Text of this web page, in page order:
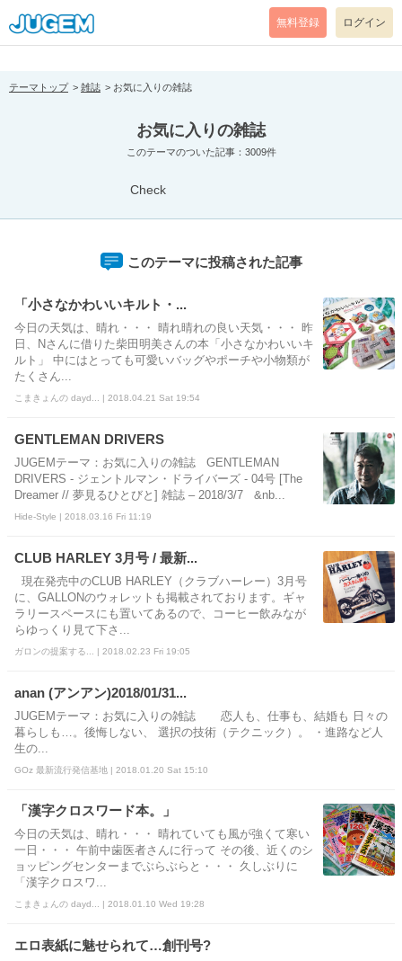
[pear_error: message="Success" code=0 mode=return level=notice
prefix="" info=""]
無料登録 ログイン
テーマトップ 雑誌 お気に入りの雑誌
お気に入りの雑誌
このテーマのついた記事：3009件
Check
このテーマに投稿された記事
「小さなかわいいキルト・...
今日の天気は、晴れ・・・ 晴れ晴れの良い天気・・・ 昨
日、Nさんに借りた柴田明美さんの本「小さなかわいいキ
ルト」 中にはとっても可愛いバッグやポーチや小物類が
たくさん...
こまきょんの dayd... | 2018.04.21 Sat 19:54
GENTLEMAN DRIVERS
JUGEMテーマ：お気に入りの雑誌 GENTLEMAN
DRIVERS - ジェントルマン・ドライバーズ ‐ 04号 [The
Dreamer // 夢見るひとびと] 雑誌 – 2018/3/7 &nb...
Hide-Style | 2018.03.16 Fri 11:19
CLUB HARLEY 3月号 / 最新...
現在発売中のCLUB HARLEY（クラブハーレー）3月号
に、GALLONのウォレットも掲載されております。ギャ
ラリースペースにも置いてあるので、コーヒー飲みなが
らゆっくり見て下さ...
ガロンの提案する... | 2018.02.23 Fri 19:05
anan (アンアン)2018/01/31...
JUGEMテーマ：お気に入りの雑誌 恋人も、仕事も、結婚も 日々の
暮らしも…。後悔しない、 選択の技術（テクニック）。 ・進路など人
生の...
GOz 最新流行発信基地 | 2018.01.20 Sat 15:10
「漢字クロスワード本。」
今日の天気は、晴れ・・・ 晴れていても風が強くて寒い
一日・・・ 午前中歯医者さんに行って その後、近くのシ
ョッピングセンターまでぶらぶらと・・・ 久しぶりに
「漢字クロスワ...
こまきょんの dayd... | 2018.01.10 Wed 19:28
エロ表紙に魅せられて…創刊号?